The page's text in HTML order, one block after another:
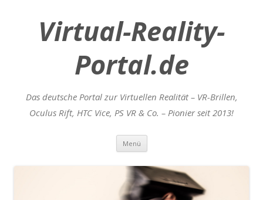
Virtual-Reality-
Portal.de
Das deutsche Portal zur Virtuellen Realität – VR-Brillen,
Oculus Rift, HTC Vice, PS VR & Co. – Pionier seit 2013!
Menü Zum
springen